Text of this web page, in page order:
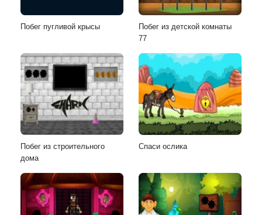
Побег пугливой крысы
Побег из детской комнаты
77
Побег из строительного
дома
Спаси ослика